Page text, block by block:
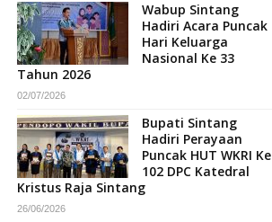
Wabup Sintang
Hadiri Acara Puncak
Hari Keluarga
Nasional Ke 33
Tahun 2026
02/07/2026
Bupati Sintang
Hadiri Perayaan
Puncak HUT WKRI Ke
102 DPC Katedral
Kristus Raja Sintang
26/06/2026